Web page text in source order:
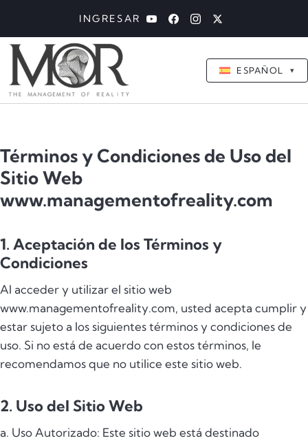
INGRESAR
ESPAÑOL ▾
Términos y Condiciones de Uso del
Sitio Web
www.managementofreality.com
1. Aceptación de los Términos y
Condiciones
Al acceder y utilizar el sitio web
www.managementofreality.com, usted acepta cumplir y
estar sujeto a los siguientes términos y condiciones de
uso. Si no está de acuerdo con estos términos, le
recomendamos que no utilice este sitio web.
2. Uso del Sitio Web
a. Uso Autorizado: Este sitio web está destinado